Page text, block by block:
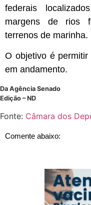
federais
margens de rios
terrenos de marinha.
O objetivo é
em andamento.
Da Agência Senado
Edição – ND
Fonte: Câmara dos
Comente abaixo: